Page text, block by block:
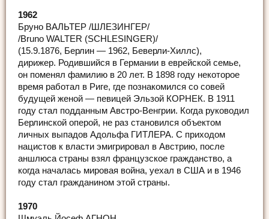
1962
Бруно ВАЛЬТЕР /ШЛЕЗИНГЕР/
/Bruno WALTER (SCHLESINGER)/
(15.9.1876, Берлин — 1962, Беверли-Хиллс),
дирижер. Родившийся в Германии в еврейской семье,
он поменял фамилию в 20 лет. В 1898 году некоторое
время работал в Риге, где познакомился со совей
будущей женой — певицей Эльзой КОРНЕК. В 1911
году стал подданным Австро-Венгрии. Когда руководил
Берлинской оперой, не раз становился объектом
личных выпадов Адольфа ГИТЛЕРА. С приходом
нацистов к власти эмигрировал в Австрию, после
аншлюса страны взял французское гражданство, а
когда началась мировая война, уехал в США и в 1946
году стал гражданином этой страны.
1970